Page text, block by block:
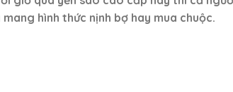
hình thức nịnh bợ hay mua chuộc.